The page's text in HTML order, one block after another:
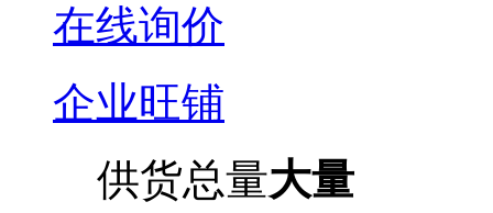
在线询价
企业旺铺
供货总量大量